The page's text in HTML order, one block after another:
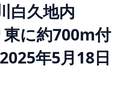
白久地内
東に約700m付
2025年5月18日